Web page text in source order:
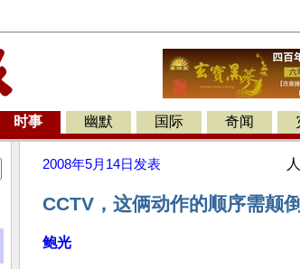
时事 幽默 国际 奇闻
2008年5月14日 发表
CCTV，这俩动作的顺序需颠
鲍光